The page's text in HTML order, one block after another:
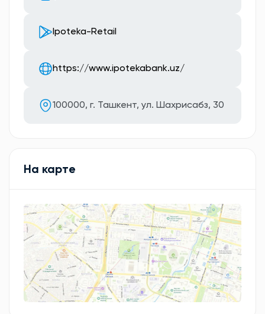
Ipoteka-Retail
https://www.ipotekabank.uz/
100000, г. Ташкент, ул. Шахрисабз, 30
На карте